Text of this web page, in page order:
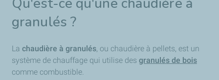
granulés ?
La chaudière à granulés, ou chaudière à pellets, est un
système de chauffage qui utilise des granulés de bois
comme combustible.